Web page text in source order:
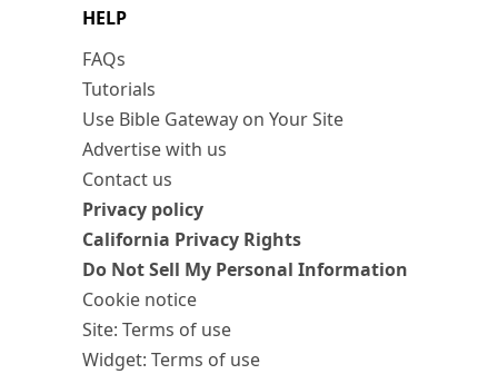
HELP
FAQs
Tutorials
Use Bible Gateway on Your Site
Advertise with us
Contact us
Privacy policy
California Privacy Rights
Do Not Sell My Personal Information
Cookie notice
Site: Terms of use
Widget: Terms of use